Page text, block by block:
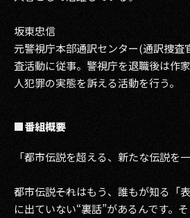
坂東忠信
元警視庁本部通訳センター(通訳捜査
査活動に従事。警視庁を退職後は作
人犯罪の実態を訴える活動を行う。
■番組概要
「都市伝説を超える、新たな伝説を
都市伝説――それはもう、誰もが知る「
に出ていない“裏話”があるんです。